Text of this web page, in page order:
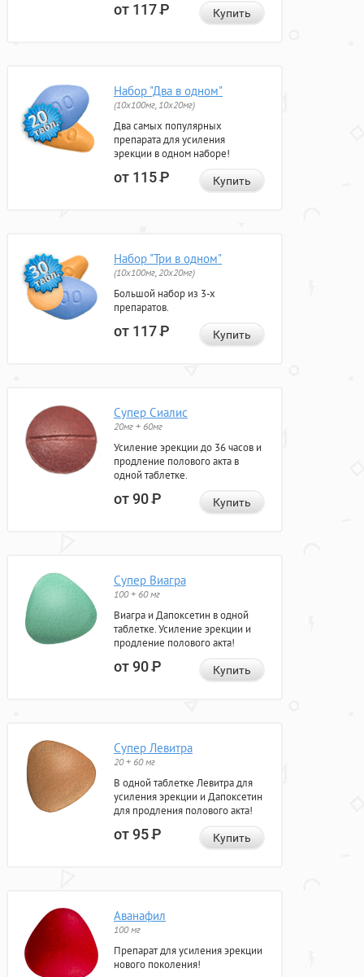
от 117Р Купить
Набор "Два в одном"
(10x100мг, 10x20мг)
Два самых популярных
препарата для усиления
эрекции в одном наборе!
от 115Р Купить
Набор "Три в одном"
(10x100мг, 20x20мг)
Большой набор из 3-х
препаратов.
от 117Р Купить
Супер Сиалис
20мг + 60мг
Усиление эрекции до 36 часов и
продление полового акта в
одной таблетке.
от 90Р Купить
Супер Виагра
100 + 60 мг
Виагра и Дапоксетин в одной
таблетке. Усиление эрекции и
продление полового акта!
от 90Р Купить
Супер Левитра
20 + 60 мг
В одной таблетке Левитра для
усиления эрекции и Дапоксетин
для продления полового акта!
от 95Р Купить
Аванафил
100 мг
Препарат для усиления эрекции
нового поколения!